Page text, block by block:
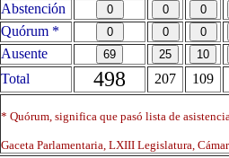
Abstención
Quórum *
Ausente
Total
498 207 109
* Quórum, significa que pasó lista de
Gaceta Parlamentaria, LXIII Legislatura,